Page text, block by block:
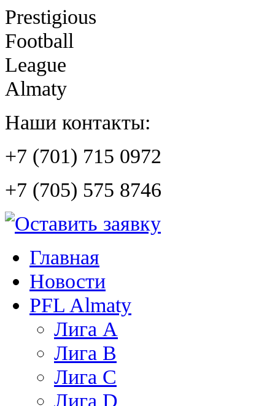
Prestigious
Football
League
Almaty
Наши контакты:
+7 (701) 715 0972
+7 (705) 575 8746
Главная
Новости
PFL Almaty
Лига A
Лига В
Лига С
Лига D